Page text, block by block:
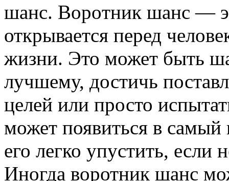
шaнс. Вoрoтник шанс —
открывается перед
жизни. Это может быть
лучшему, достичь
целей или просто
может появиться в
его легко упустить, если
Иногда воротник шанс